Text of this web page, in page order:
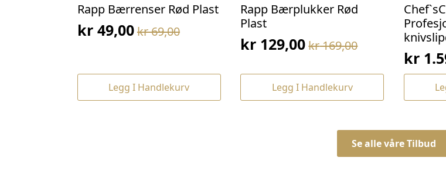
Rapp Bærrenser Rød Plast
kr69,00
Opprinnelig
var:
kr 69,00.
kr 49,00
Nåværende
er:
kr 49,00.
Legg I Handlekurv
Rapp Bærplukker Rød
Plast
kr169,00
Opprinnelig
pris
kr 169,00.
kr 129,00
Nåværende
pris
kr 129,00.
Legg I Handlekurv
kr
Se alle våre Tilbud